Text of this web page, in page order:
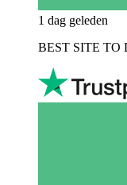
1 dag geleden
BEST SITE TO